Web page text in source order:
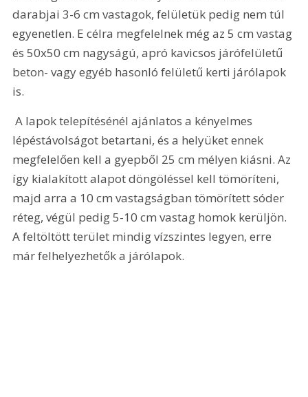
darabjai 3-6 cm vastagok, felületük pedig nem túl
egyenetlen. E célra megfelelnek még az 5 cm vastag
és 50x50 cm nagyságú, apró kavicsos járófelületű
beton- vagy egyéb hasonló felületű kerti járólapok
is.
A lapok telepítésénél ajánlatos a kényelmes
lépéstávolságot betartani, és a helyüket ennek
megfelelően kell a gyepből 25 cm mélyen kiásni. Az
így kialakított alapot döngöléssel kell tömöríteni,
majd arra a 10 cm vastagságban tömörített sóder
réteg, végül pedig 5-10 cm vastag homok kerüljön.
A feltöltött terület mindig vízszintes legyen, erre
már felhelyezhetők a járólapok.